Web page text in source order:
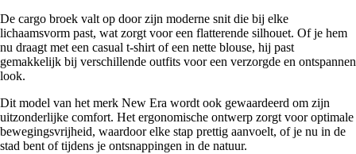
De cargo broek valt op door zijn moderne snit die bij elke
lichaamsvorm past, wat zorgt voor een flatterende silhouet. Of je hem
nu draagt met een casual t-shirt of een nette blouse, hij past
gemakkelijk bij verschillende outfits voor een verzorgde en ontspannen
look.
Dit model van het merk New Era wordt ook gewaardeerd om zijn
uitzonderlijke comfort. Het ergonomische ontwerp zorgt voor optimale
bewegingsvrijheid, waardoor elke stap prettig aanvoelt, of je nu in de
stad bent of tijdens je ontsnappingen in de natuur.